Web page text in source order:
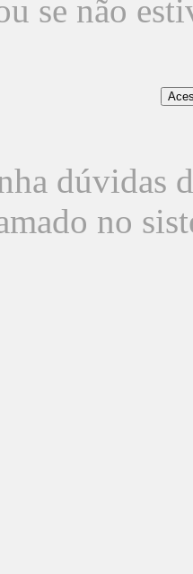
se não
dúvidas
no